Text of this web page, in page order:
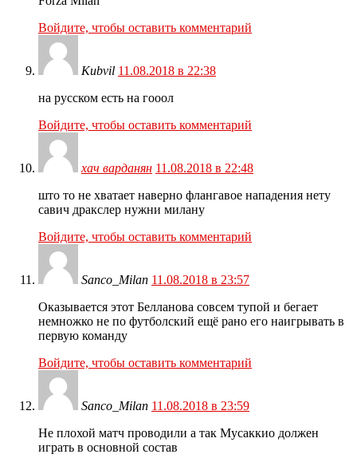
Войдите, чтобы оставить комментарий
Kubvil 11.08.2018 в 22:38
на русском есть на гооол
Войдите, чтобы оставить комментарий
хач варданян 11.08.2018 в 22:48
што то не хватает наверно флангавое нападения нету
савич дракслер нужни милану
Войдите, чтобы оставить комментарий
Sanco_Milan 11.08.2018 в 23:57
Оказывается этот Белланова совсем тупой и бегает
немножко не по футболский ещё рано его наигрывать в
первую команду
Войдите, чтобы оставить комментарий
Sanco_Milan 11.08.2018 в 23:59
Не плохой матч проводили а так Мусаккио должен
играть в основной состав